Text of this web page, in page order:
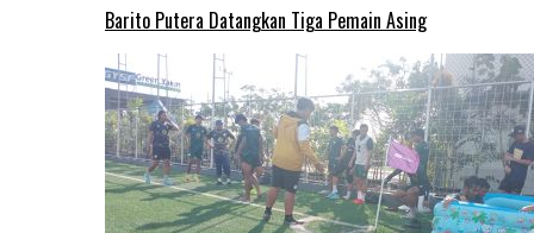
Barito Putera Datangkan Tiga Pemain Asing